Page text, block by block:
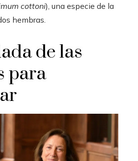
cottoni), una especie de la
hembras.
de las
para